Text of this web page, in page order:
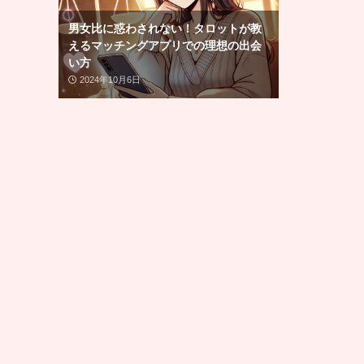
男女比に惑わされない！タロットが教
えるマッチングアプリでの理想の出会
い方
2024年10月6日